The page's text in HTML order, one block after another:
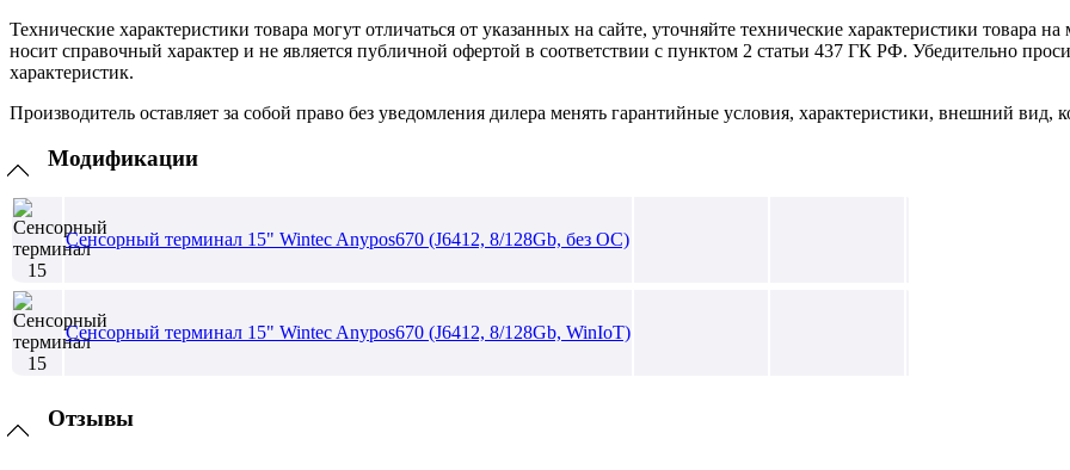
Технические характеристики товара могут отличаться от указанных на сайте, уточняйте технические характеристики
носит справочный характер и не является публичной офертой в соответствии с пунктом 2 статьи 437 ГК РФ. Убедительно
характеристик.
Производитель оставляет за собой право без уведомления дилера менять гарантийные условия, характеристики, внешний вид,
Модификации
Сенсорный терминал 15" Wintec Anypos670 (J6412, 8/128Gb, без ОС)
Сенсорный терминал 15" Wintec Anypos670 (J6412, 8/128Gb, WinIoT)
Отзывы